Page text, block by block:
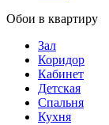
Обои в квартиру
Зал
Коридор
Кабинет
Детская
Спальня
Кухня